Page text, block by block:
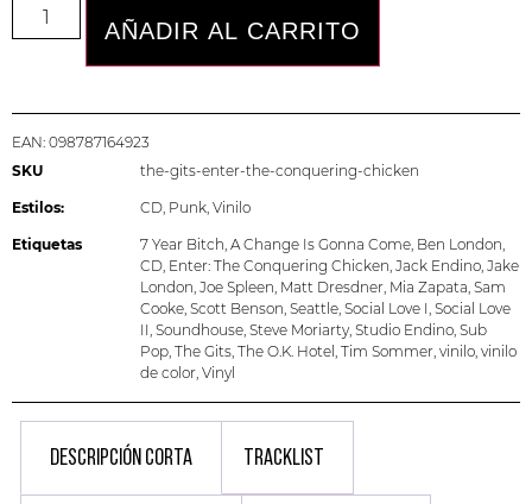
AÑADIR AL CARRITO
EAN: 098787164923
SKU
the-gits-enter-the-conquering-chicken
Estilos: CD, Punk, Vinilo
Etiquetas 7 Year Bitch, A Change Is Gonna Come, Ben London,
CD, Enter: The Conquering Chicken, Jack Endino, Jake
London, Joe Spleen, Matt Dresdner, Mia Zapata, Sam
Cooke, Scott Benson, Seattle, Social Love I, Social Love
II, Soundhouse, Steve Moriarty, Studio Endino, Sub
Pop, The Gits, The O.K. Hotel , Tim Sommer, vinilo, vinilo
de color, Vinyl
DESCRIPCIÓN CORTA TRACKLIST